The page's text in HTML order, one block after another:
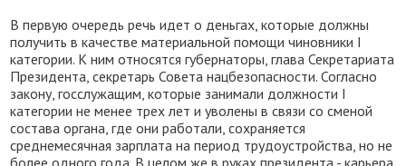
В первую очередь речь идет о деньгах, которые должны
получить в качестве материальной помощи чиновники I
категории. К ним относятся губернаторы, глава Секретариата
Президента, секретарь Совета нацбезопасности. Согласно
закону, госслужащим, которые занимали должности I
категории не менее трех лет и уволены в связи со сменой
состава органа, где они работали, сохраняется
среднемесячная зарплата на период трудоустройства, но не
более одного года. В целом же в руках президента - карьера